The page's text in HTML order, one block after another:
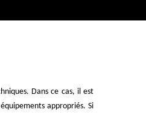
Dans ce cas, il est
appropriés. Si